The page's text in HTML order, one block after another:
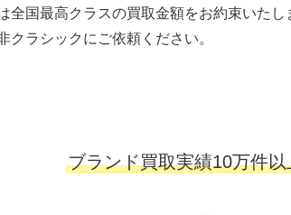
全国最高クラスの買取金額をお約束いた
ラシックにご依頼ください。
ブランド買取実績10万件以